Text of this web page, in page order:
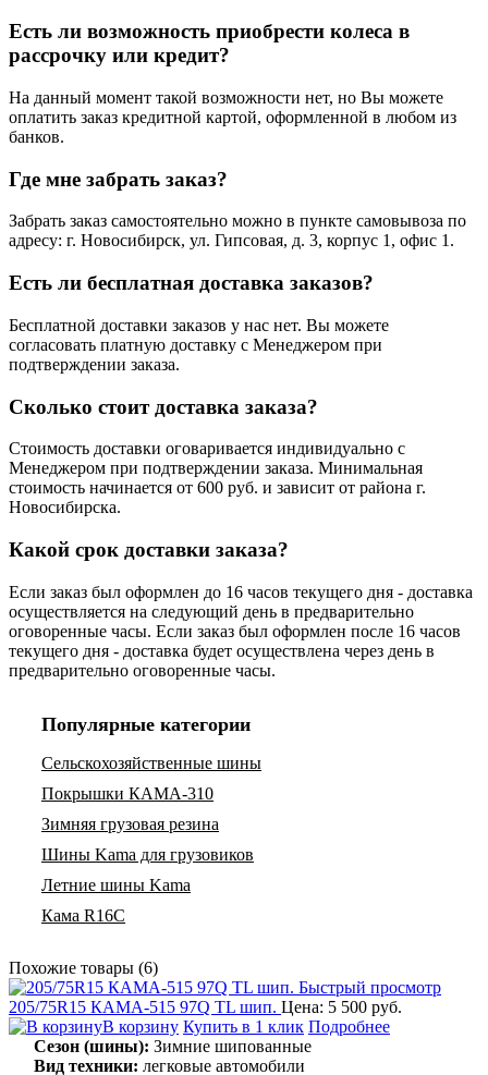
Есть ли возможность приобрести колеса в
рассрочку или кредит?
На данный момент такой возможности нет, но Вы можете
оплатить заказ кредитной картой, оформленной в любом из
банков.
Где мне забрать заказ?
Забрать заказ самостоятельно можно в пункте самовывоза по
адресу: г. Новосибирск, ул. Гипсовая, д. 3, корпус 1, офис 1.
Есть ли бесплатная доставка заказов?
Бесплатной доставки заказов у нас нет. Вы можете
согласовать платную доставку с Менеджером при
подтверждении заказа.
Сколько стоит доставка заказа?
Стоимость доставки оговаривается индивидуально с
Менеджером при подтверждении заказа. Минимальная
стоимость начинается от 600 руб. и зависит от района г.
Новосибирска.
Какой срок доставки заказа?
Если заказ был оформлен до 16 часов текущего дня - доставка
осуществляется на следующий день в предварительно
оговоренные часы. Если заказ был оформлен после 16 часов
текущего дня - доставка будет осуществлена через день в
предварительно оговоренные часы.
Популярные категории
Сельскохозяйственные шины
Покрышки КАМА-310
Зимняя грузовая резина
Шины Kama для грузовиков
Летние шины Kama
Кама R16C
Похожие товары (6)
Быстрый просмотр
205/75R15 КАМА-515 97Q TL шип. Цена: 5 500 руб.
В корзину Купить в 1 клик Подробнее
Сезон (шины): Зимние шипованные
Вид техники: легковые автомобили